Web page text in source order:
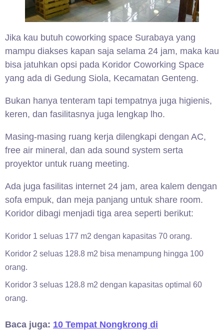
Jika kau butuh coworking space Surabaya yang
mampu diakses kapan saja selama 24 jam, maka kau
bisa jatuhkan opsi pada Koridor Coworking Space
yang ada di Gedung Siola, Kecamatan Genteng.
Bukan hanya tenteram tapi tempatnya juga higienis,
keren, dan fasilitasnya juga lengkap lho.
Masing-masing ruang kerja dilengkapi dengan AC,
free air mineral, dan ada sound system serta
proyektor untuk ruang meeting.
Ada juga fasilitas internet 24 jam, area kalem dengan
sofa empuk, dan meja panjang untuk share room.
Koridor dibagi menjadi tiga area seperti berikut:
Koridor 1 seluas 177 m2 dengan kapasitas 70 orang.
Koridor 2 seluas 128.8 m2 bisa menampung hingga 100
orang.
Koridor 3 seluas 128.8 m2 dengan kapasitas optimal 60
orang.
Baca juga: 10 Tempat Nongkrong di